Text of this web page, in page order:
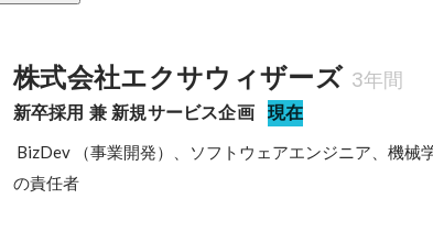
株式会社エクサウィザーズ 3年間
新卒採用 兼 新規サービス企画 現在
の責任者